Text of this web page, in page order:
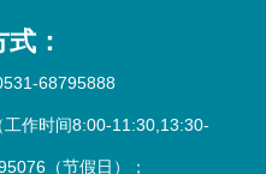
：
68795888
作时间8:00-11:30,13:30-
（节假日）；